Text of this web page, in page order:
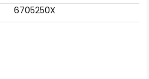
6705250X